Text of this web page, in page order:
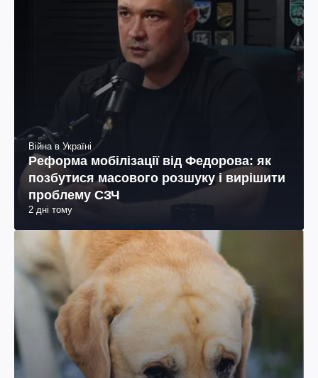
Війна в Україні
Реформа мобілізації від Федорова: як
позбутися масового розшуку і вирішити
проблему СЗЧ
2 дні тому